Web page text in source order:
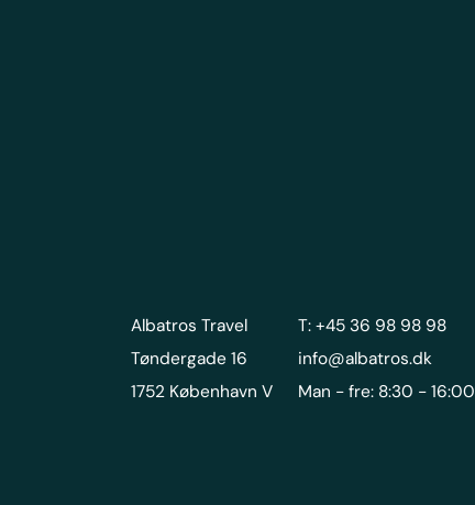
Albatros Travel
Tøndergade 16
1752 København V
T: +45 36 98 98 98
info@albatros.dk
Man - fre: 8:30 - 16:00